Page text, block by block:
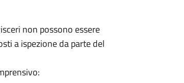
non possono essere
a ispezione da parte del